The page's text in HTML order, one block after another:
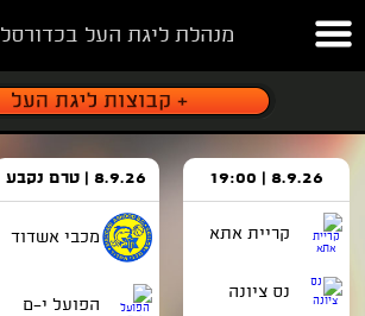
מנהלת ליגת העל בכדורסל
8.9.26 | 19:00
קריית אתא
נס ציונה
8.9.26 | טרם נקבע
מכבי אשדוד
הפועל י-ם